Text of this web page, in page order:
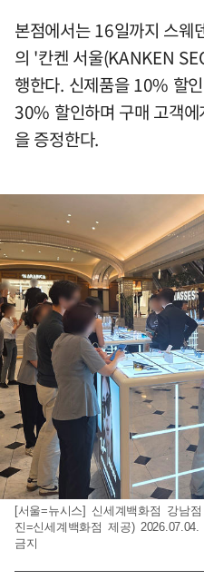
본점에서는 16일까지 스웨
의 '칸켄 서울(KANKEN
행한다. 신제품을 10% 할
30% 할인하며 구매 고객
을 증정한다.
[서울=뉴시스] 신세계백화점 강남
진=신세계백화점 제공) 2026.07.04.
금지